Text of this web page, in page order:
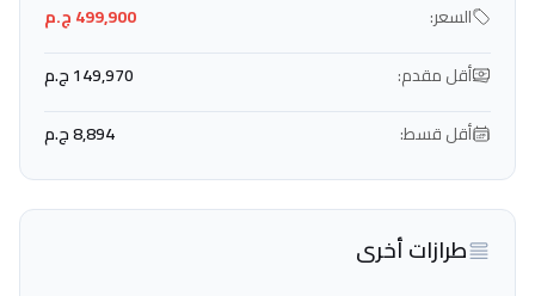
السعر:
499,900 ج.م
أقل مقدم:
149,970 ج.م
أقل قسط:
8,894 ج.م
طرازات أخرى